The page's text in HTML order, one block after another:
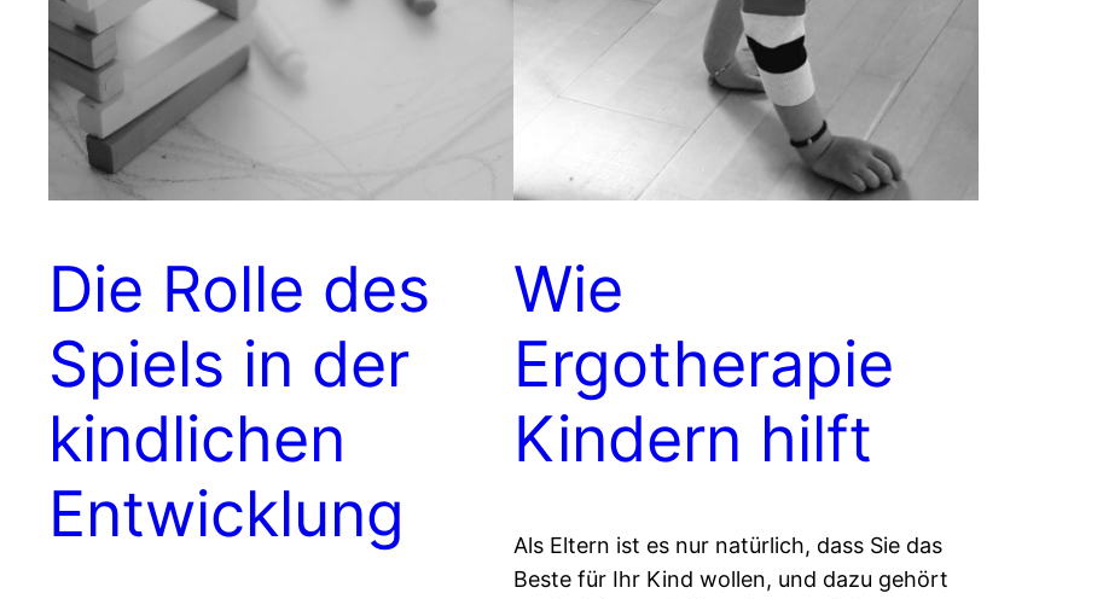
Die Rolle des
Spiels in der
kindlichen
Entwicklung
Wie
Ergotherapie
Kindern hilft
Als Eltern ist es nur natürlich, dass Sie das
Beste für Ihr Kind wollen, und dazu gehört